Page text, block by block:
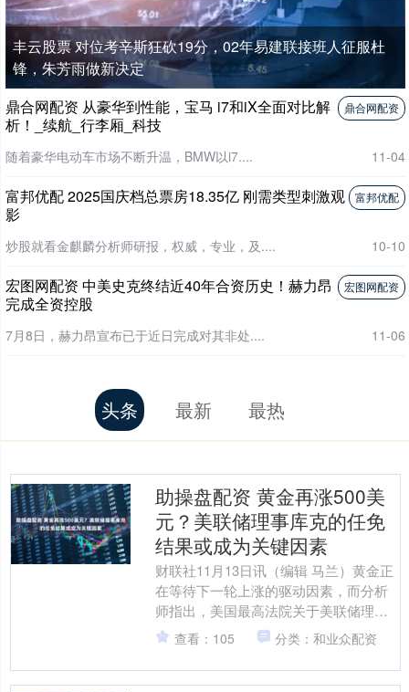
丰云股票 对位考辛斯狂砍19分，02年易建联接班人征服杜
锋，朱芳雨做新决定
鼎合网配资
鼎合网配资 从豪华到性能，宝马 i7和iX全面对比解
析！_续航_行李厢_科技
随着豪华电动车市场不断升温，BMW以i7.... 11-04
富邦优配
富邦优配 2025国庆档总票房18.35亿 刚需类型刺激观
影
炒股就看金麒麟分析师研报，权威，专业，及.... 10-10
宏图网配资
宏图网配资 中美史克终结近40年合资历史！赫力昂
完成全资控股
7月8日，赫力昂宣布已于近日完成对其非处.... 11-06
头条 最新 最热
助操盘配资 黄金再涨500美
元？美联储理事库克的任免
结果或成为关键因素
财联社11月13日讯（编辑 马兰）黄金正
在等待下一轮上涨的驱动因素，而分析
师指出，美国最高法院关于美联储理事
库克能否继续任职的辩论可能决定金价
近期的走势。 美国....
查看：105 分类：和业众配资